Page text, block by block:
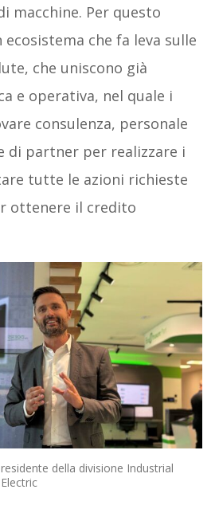
macchine. Per questo
che fa leva sulle
che uniscono già
e operativa, nel quale i
consulenza, personale
di partner per realizzare i
tutte le azioni richieste
ottenere il credito
della divisione Industrial